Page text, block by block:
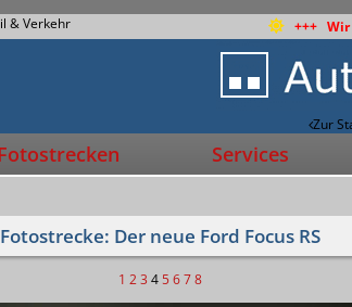
& Verkehr +++ Wir
Zur
Services
Fotostrecke: Der neue Ford Focus RS
1 2 3 4 5 6 7 8